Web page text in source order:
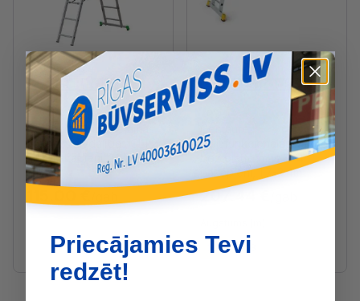
Ražotāja noliktavā
Centaure Kombinējamās
kāpnes, divdaļīgas CLT2
2x7 pakāpieni, 1.85-
3.15m
Ražotāja noliktavā
Multifunkcionālās kāpnes
bez platformas 3x4
pakāpieni, 1.7-3.4m
207.44 €
3.4 4.48
Priecājamies Tevi
redzēt!